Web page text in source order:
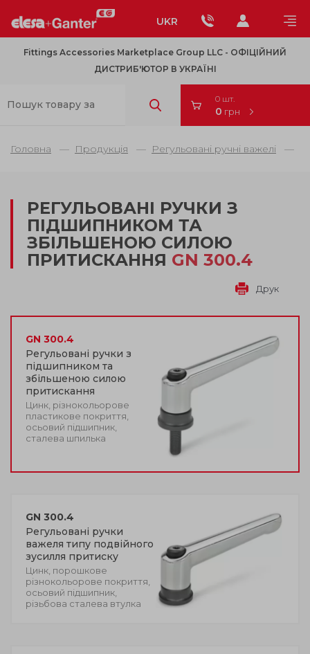
UKR
Fittings Accessories Marketplace Group LLC - OФІЦІЙНИЙ
ДИСТРИБ'ЮТОР В УКРАЇНІ
0 шт.
0 грн
Головна Продукція Регульовані ручні важелі
РЕГУЛЬОВАНІ РУЧКИ З
ПІДШИПНИКОМ ТА
ЗБІЛЬШЕНОЮ СИЛОЮ
ПРИТИСКАННЯ GN 300.4
Друк
GN 300.4
Регульовані ручки з
підшипником та
збільшеною силою
притискання
Цинк, різнокольорове
пластикове покриття,
осьовий підшипник,
сталева шпилька
GN 300.4
Регульовані ручки
важеля типу подвійного
зусилля притиску
Цинк, порошкове
різнокольорове покриття,
осьовий підшипник,
різьбова сталева втулка